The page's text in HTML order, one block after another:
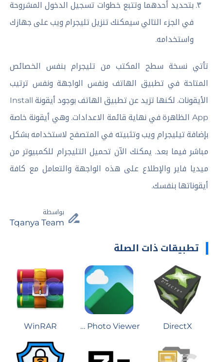
بتحديد أحدهما وتتبع خطوات تسجيل الدخول المشروحة
في الجزء التالي سيمكنك تنزيل تليجرام ويب على جهازك
واستخدامه.
تأتي نسخة سطح المكتب من تليجرام بنفس الخصائص
المتاحة في تطبيق الهاتف ونفس الواجهة ونفس ترتيب
الأيقونات. لكنها تزيد عن تطبيق الهاتف بوجود أيقونة Install
App الظاهرة في نهاية قائمة الاعدادات. وهي أيقونة خاصة
بإضافة تيليجرام ويب وتثبيته في المتصفح لاستخدامه بشكل
مباشر فيما بعد. يمكنك الآن تحميل التليجرام للكمبيوتر من
ميديا فاير والإطلاع على هذه الواجهة والتعامل مع كافة
أيقوناتها بنفسك.
بواسطة
Tqanya Team
تطبيقات ذات الصلة
DirectX
Windows Photo Viewer
WinRAR